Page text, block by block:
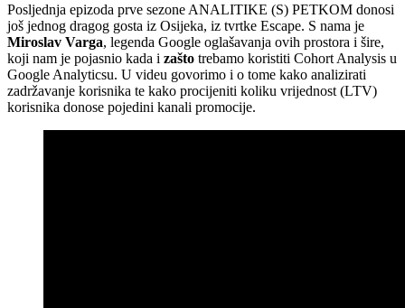
Posljednja epizoda prve sezone ANALITIKE (S) PETKOM donosi
još jednog dragog gosta iz Osijeka, iz tvrtke Escape. S nama je
Miroslav Varga, legenda Google oglašavanja ovih prostora i šire,
koji nam je pojasnio kada i zašto trebamo koristiti Cohort Analysis u
Google Analyticsu. U videu govorimo i o tome kako analizirati
zadržavanje korisnika te kako procijeniti koliku vrijednost (LTV)
korisnika donose pojedini kanali promocije.